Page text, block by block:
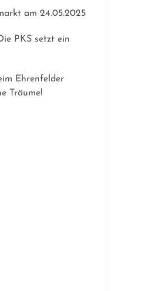
am 24.05.2025
PKS setzt ein
Ehrenfelder
Träume!